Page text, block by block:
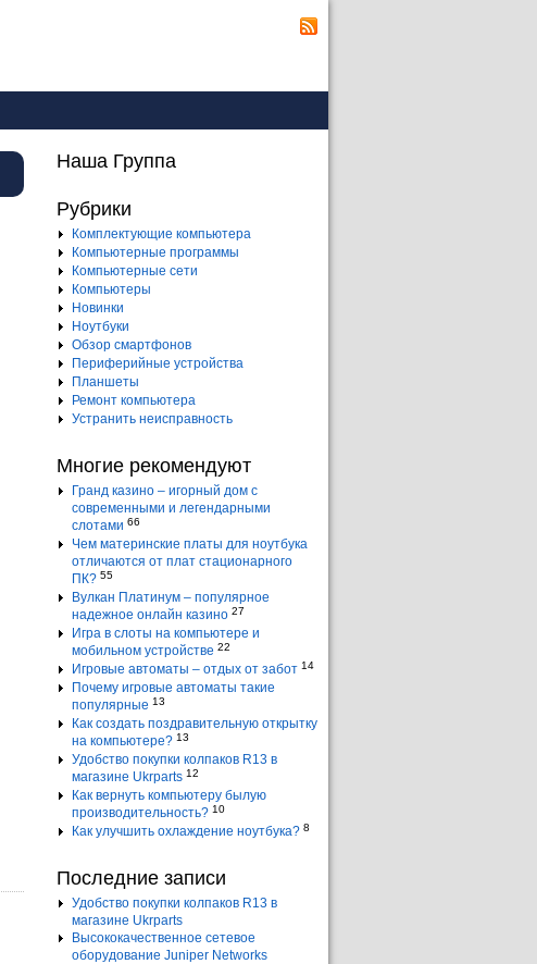
Наша Группа
Рубрики
Комплектующие компьютера
Компьютерные программы
Компьютерные сети
Компьютеры
Новинки
Ноутбуки
Обзор смартфонов
Периферийные устройства
Планшеты
Ремонт компьютера
Устранить неисправность
Многие рекомендуют
Гранд казино – игорный дом с
современными и легендарными
слотами 66
Чем материнские платы для ноутбука
отличаются от плат стационарного
ПК? 55
Вулкан Платинум – популярное
надежное онлайн казино 27
Игра в слоты на компьютере и
мобильном устройстве 22
Игровые автоматы – отдых от забот 14
Почему игровые автоматы такие
популярные 13
Как создать поздравительную открытку
на компьютере? 13
Удобство покупки колпаков R13 в
магазине Ukrparts 12
Как вернуть компьютеру былую
производительность? 10
Как улучшить охлаждение ноутбука? 8
Последние записи
Удобство покупки колпаков R13 в
магазине Ukrparts
Высококачественное сетевое
оборудование Juniper Networks